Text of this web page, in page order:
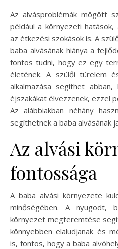
Az alvásproblémák mögött
például a környezeti
az étkezési szokások is. A
baba alvásának hiánya a
fontos tudni, hogy ez egy
életének. A szülői türelem
alkalmazása segíthet
éjszakákat élvezzenek, ezzel
Az alábbiakban néhány
segíthetnek a baba alvásának
Az alvási
fontossága
A baba alvási környezete
minőségében. A nyugodt,
környezet megteremtése
könnyebben elaludjanak és
is, fontos, hogy a baba